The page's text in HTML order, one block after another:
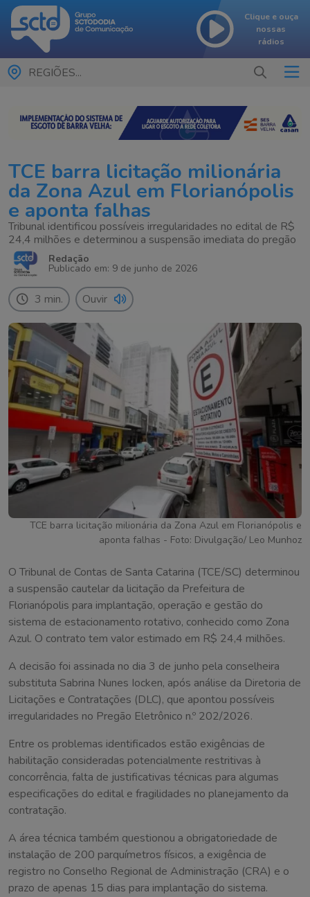
Clique e ouça
nossas
rádios
REGIÕES...
TCE barra licitação milionária
da Zona Azul em Florianópolis
e aponta falhas
Tribunal identificou possíveis irregularidades no edital de R$
24,4 milhões e determinou a suspensão imediata do pregão
Redação
Publicado em: 9 de junho de 2026
3 min. Ouvir
TCE barra licitação milionária da Zona Azul em Florianópolis e
aponta falhas - Foto: Divulgação/ Leo Munhoz
O Tribunal de Contas de Santa Catarina (TCE/SC) determinou
a suspensão cautelar da licitação da Prefeitura de
Florianópolis para implantação, operação e gestão do
sistema de estacionamento rotativo, conhecido como Zona
Azul. O contrato tem valor estimado em R$ 24,4 milhões.
A decisão foi assinada no dia 3 de junho pela conselheira
substituta Sabrina Nunes Iocken, após análise da Diretoria de
Licitações e Contratações (DLC), que apontou possíveis
irregularidades no Pregão Eletrônico n.º 202/2026.
Entre os problemas identificados estão exigências de
habilitação consideradas potencialmente restritivas à
concorrência, falta de justificativas técnicas para algumas
especificações do edital e fragilidades no planejamento da
contratação.
A área técnica também questionou a obrigatoriedade de
instalação de 200 parquímetros físicos, a exigência de
registro no Conselho Regional de Administração (CRA) e o
prazo de apenas 15 dias para implantação do sistema.